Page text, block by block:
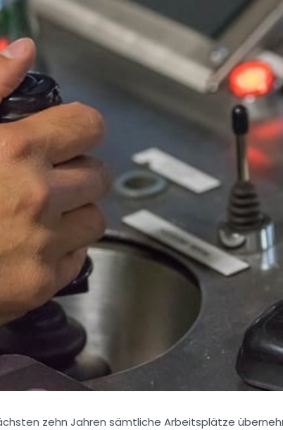
zehn Jahren sämtliche Arbeitsplätze